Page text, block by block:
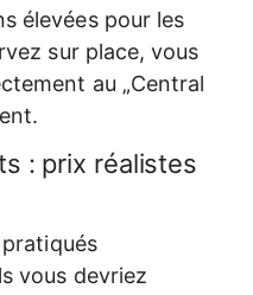
élevées pour les
sur place, vous
au „Central
: prix réalistes
vous devriez